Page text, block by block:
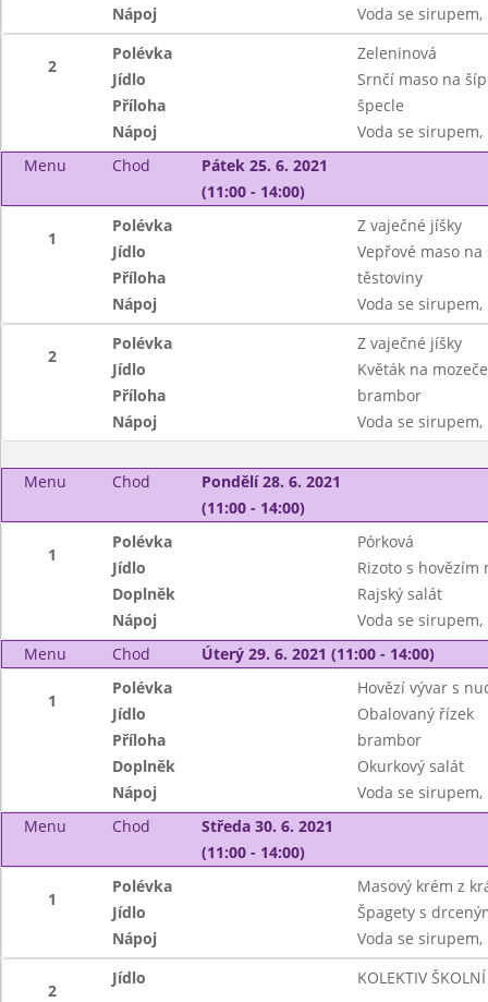
Nápoj
Voda se sirupem,
2
Polévka
Zeleninová
Jídlo
Srnčí maso na
Příloha
špecle
Nápoj
Voda se sirupem,
Menu
Chod
Pátek 25. 6. 2021
(11:00 - 14:00)
1
Polévka
Z vaječné jíšky
Jídlo
Vepřové maso
Příloha
těstoviny
Nápoj
Voda se sirupem,
2
Polévka
Z vaječné jíšky
Jídlo
Květák na
Příloha
brambor
Nápoj
Voda se sirupem,
Menu Chod
Pondělí 28. 6. 2021
(11:00 - 14:00)
1
Polévka
Pórková
Jídlo
Rizoto s hovězím
Doplněk
Rajský salát
Nápoj
Voda se sirupem,
Menu
Chod Úterý 29. 6. 2021 (11:00 - 14:00)
1
Polévka
Hovězí vývar s
Jídlo
Obalovaný řízek
Příloha
brambor
Doplněk
Okurkový salát
Nápoj
Voda se sirupem,
Menu
Chod
Středa 30. 6. 2021
(11:00 - 14:00)
1
Polévka
Masový krém z
Jídlo
Špagety s
Nápoj
Voda se sirupem,
2
Jídlo KOLEKTIV